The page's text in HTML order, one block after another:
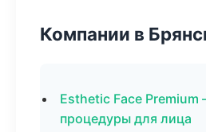
Компании в
Esthetic Face
процедуры для лица